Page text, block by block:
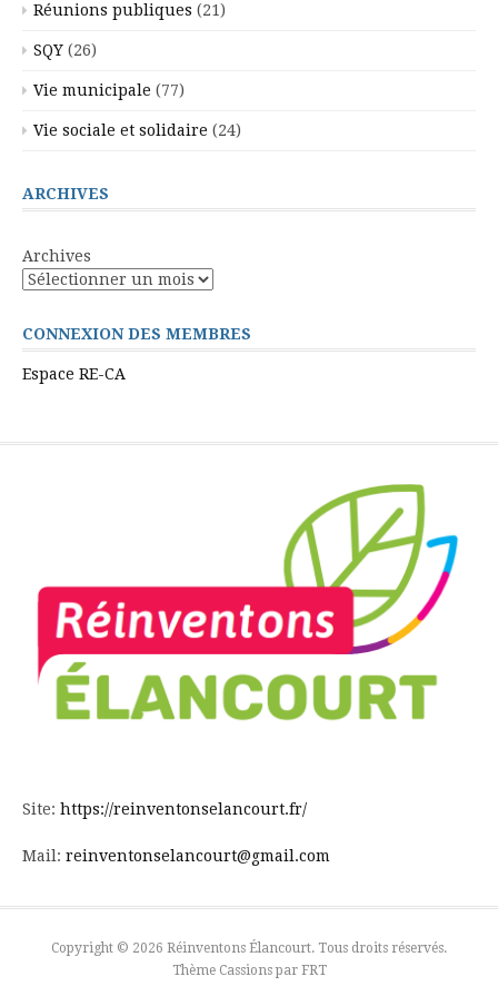
Réunions publiques (21)
SQY (26)
Vie municipale (77)
Vie sociale et solidaire (24)
ARCHIVES
Archives
CONNEXION DES MEMBRES
Espace RE-CA
Site: https://reinventonselancourt.fr/
Mail: reinventonselancourt@gmail.com
Copyright © 2026 Réinventons Élancourt. Tous droits réservés.
Thème Cassions par FRT